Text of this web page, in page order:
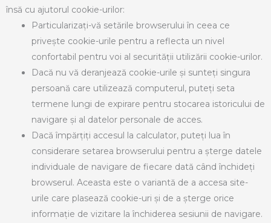
însă cu ajutorul cookie-urilor:
Particularizați-vă setările browserului în ceea ce
privește cookie-urile pentru a reflecta un nivel
confortabil pentru voi al securității utilizării cookie-urilor.
Dacă nu vă deranjează cookie-urile și sunteți singura
persoană care utilizează computerul, puteți seta
termene lungi de expirare pentru stocarea istoricului de
navigare și al datelor personale de acces.
Dacă împărțiți accesul la calculator, puteți lua în
considerare setarea browserului pentru a șterge datele
individuale de navigare de fiecare dată când închideți
browserul. Aceasta este o variantă de a accesa site-
urile care plasează cookie-uri și de a șterge orice
informație de vizitare la închiderea sesiunii de navigare.